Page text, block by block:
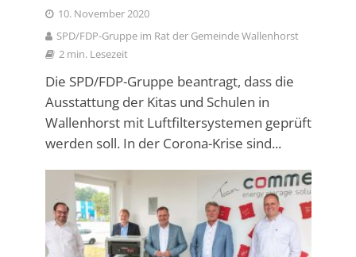
10. November 2020
SPD/FDP-Gruppe im Rat der Gemeinde Wallenhorst
2 min. Lesezeit
Die SPD/FDP-Gruppe beantragt, dass die
Ausstattung der Kitas und Schulen in
Wallenhorst mit Luftfiltersystemen geprüft
werden soll. In der Corona-Krise sind...